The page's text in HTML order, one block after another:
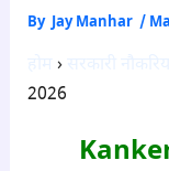
By Jay Manhar /
›
2026